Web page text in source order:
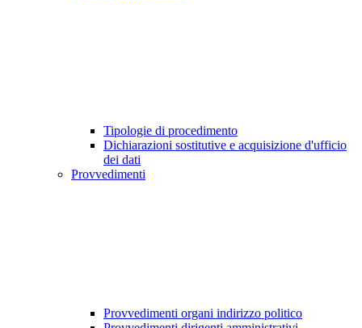
Tipologie di procedimento
Dichiarazioni sostitutive e acquisizione d'ufficio
dei dati
Provvedimenti
Provvedimenti organi indirizzo politico